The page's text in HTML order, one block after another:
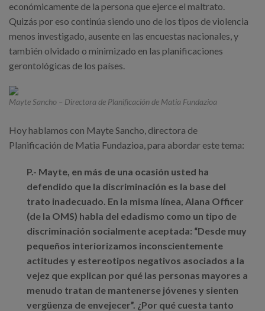
económicamente de la persona que ejerce el maltrato.
Quizás por eso continúa siendo uno de los tipos de violencia
menos investigado, ausente en las encuestas nacionales, y
también olvidado o minimizado en las planificaciones
gerontológicas de los países.
Mayte Sancho – Directora de Planificación de Matia Fundazioa
Hoy hablamos con Mayte Sancho, directora de
Planificación de Matia Fundazioa, para abordar este tema:
P.- Mayte, en más de una ocasión usted ha
defendido que la discriminación es la base del
trato inadecuado. En la misma línea, Alana Officer
(de la OMS) habla del edadismo como un tipo de
discriminación socialmente aceptada: “Desde muy
pequeños interiorizamos inconscientemente
actitudes y estereotipos negativos asociados a la
vejez que explican por qué las personas mayores a
menudo tratan de mantenerse jóvenes y sienten
vergüenza de envejecer”. ¿Por qué cuesta tanto